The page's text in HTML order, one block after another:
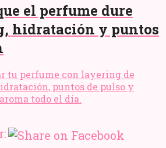
el perfume dure
hidratación y puntos
tu perfume con layering de
puntos de pulso y
todo el día.